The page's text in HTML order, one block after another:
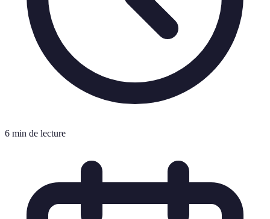
6 min de lecture